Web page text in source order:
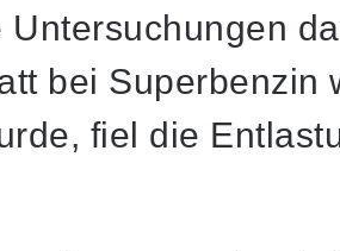
bei Superbenzin
fiel die